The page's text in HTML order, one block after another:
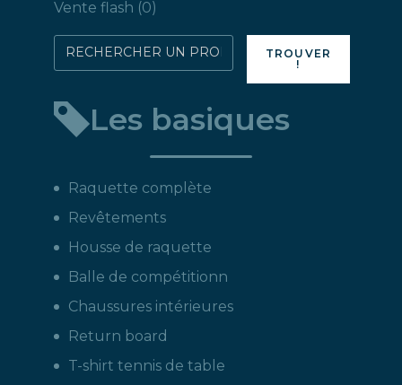
Vente flash 00
Rechercher
directement
produit
:
TROUVER
!
Les basiques
Raquette complète
Revêtements
Housse de raquette
Balle de compétitionn
Chaussures intérieures
Return board
T-shirt tennis de table